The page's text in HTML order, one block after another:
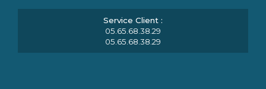
05.65.68.38.29
05.65.68.38.29